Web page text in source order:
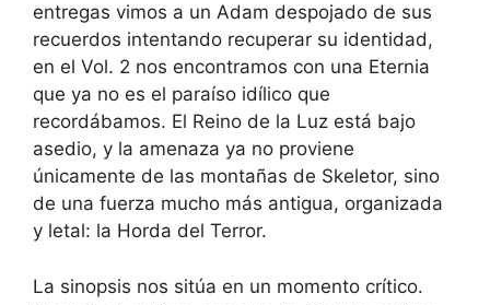
entregas vimos a un Adam despojado de sus
recuerdos intentando recuperar su identidad,
en el Vol. 2 nos encontramos con una Eternia
que ya no es el paraíso idílico que
recordábamos. El Reino de la Luz está bajo
asedio, y la amenaza ya no proviene
únicamente de las montañas de Skeletor, sino
de una fuerza mucho más antigua, organizada
y letal: la Horda del Terror.
La sinopsis nos sitúa en un momento crítico.